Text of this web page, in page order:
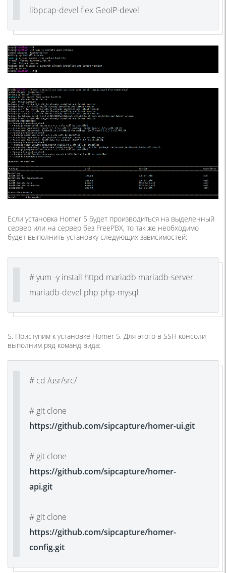
libpcap-devel flex GeoIP-devel
Если установка Homer 5 будет производиться на выделенный
сервер или на сервер без FreePBX, то так же необходимо
будет выполнить установку следующих зависимостей:
# yum -y install httpd mariadb mariadb-server
mariadb-devel php php-mysql
5. Приступим к установке Homer 5. Для этого в SSH консоли
выполним ряд команд вида:
# cd /usr/src/
# git clone
https://github.com/sipcapture/homer-ui.git
# git clone
https://github.com/sipcapture/homer-
api.git
# git clone
https://github.com/sipcapture/homer-
config.git